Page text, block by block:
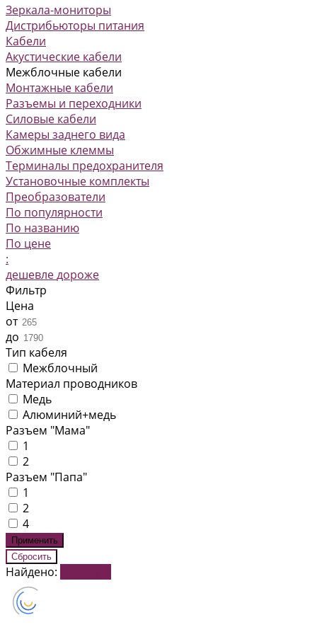
Зеркала-мониторы
Дистрибьюторы питания
Кабели
Акустические кабели
Межблочные кабели
Монтажные кабели
Разъемы и переходники
Силовые кабели
Камеры заднего вида
Обжимные клеммы
Терминалы предохранителя
Установочные комплекты
Преобразователи
По популярности
По названию
По цене
:
дешевледороже
Фильтр
Цена
от
до
Тип кабеля
Межблочный
Материал проводников
Медь
Алюминий+медь
Разъем "Мама"
1
2
Разъем "Папа"
1
2
4
Найдено: